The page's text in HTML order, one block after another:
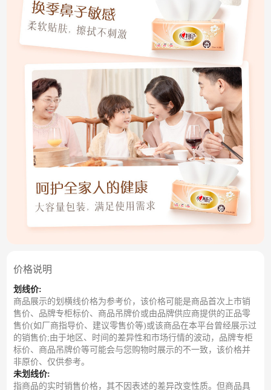
价格说明
划线价:
商品展示的划横线价格为参考价，该价格可能是商品首次上市销
售价、品牌专柜标价、商品吊牌价或由品牌供应商提供的正品零
售价(如厂商指导价、建议零售价等)或该商品在本平台曾经展示过
的销售价;由于地区、时间的差异性和市场行情的波动，品牌专柜
标价、商品吊牌价等可能会与您购物时展示的不一致，该价格并
非原价、仅供参考。
未划线价:
指商品的实时销售价格，其不因表述的差异改变性质。但商品具